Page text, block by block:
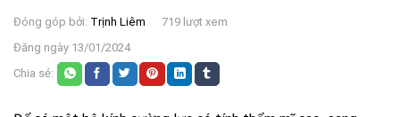
Đóng góp bởi: Trịnh Liêm
719 lượt xem
Đăng ngày 13/01/2024
Chia sẻ: